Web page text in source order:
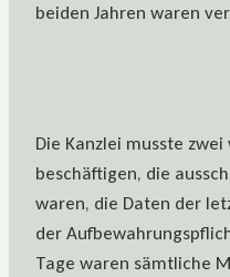
beiden Jahren waren
Die Kanzlei musste
beschäftigen, die
waren, die Daten der
der
Tage waren sämtliche